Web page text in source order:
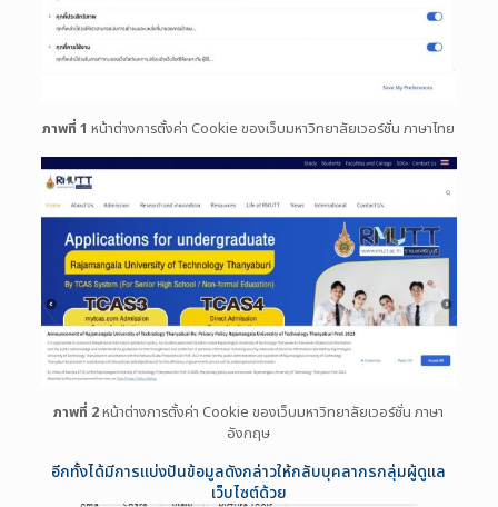
ภาพที่ 1 หน้าต่างการตั้งค่า Cookie ของเว็บมหาวิทยาลัยเวอร์ชั่น ภาษาไทย
ภาพที่ 2หน้าต่างการตั้งค่า Cookie ของเว็บมหาวิทยาลัยเวอร์ชั่น ภาษา
อังกฤษ
อีกทั้งได้มีการแบ่งปันข้อมูลดังกล่าวให้กลับบุคลากรกลุ่มผู้ดูแล
เว็บไซต์ด้วย